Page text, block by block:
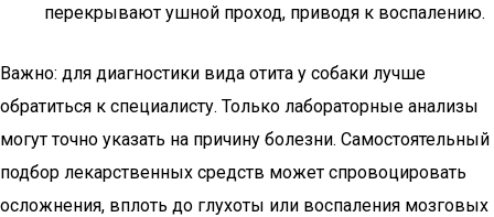
перекрывают ушной проход, приводя к воспалению.
Важно: для диагностики вида отита у собаки лучше
обратиться к специалисту. Только лабораторные анализы
могут точно указать на причину болезни. Самостоятельный
подбор лекарственных средств может спровоцировать
осложнения, вплоть до глухоты или воспаления мозговых